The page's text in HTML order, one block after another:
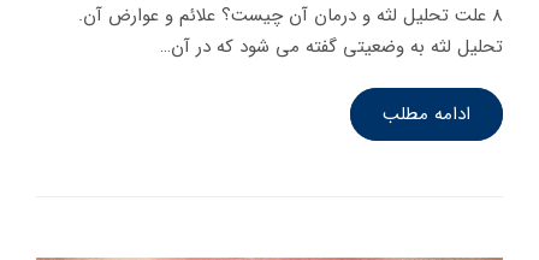
8 علت تحلیل لثه و درمان آن چیست؟ علائم و عوارض آن.
تحلیل لثه به وضعیتی گفته می شود که در آن…
ادامه مطلب